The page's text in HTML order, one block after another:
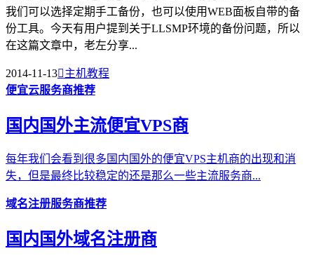
我们可以选择定期手工备份，也可以使用WEB面板自带的备
份工具。今天有用户提到关于LLSMP环境的备份问题，所以
在这篇文章中，老左分享...
2014-11-13主机教程
便宜云服务商推荐
国内国外主流便宜VPS商
每年我们会看到很多国内国外的便宜VPS主机商的出现和消
失，但是最终比较稳定的还是那么一些主流服务商...
域名注册服务商推荐
国内国外域名注册商